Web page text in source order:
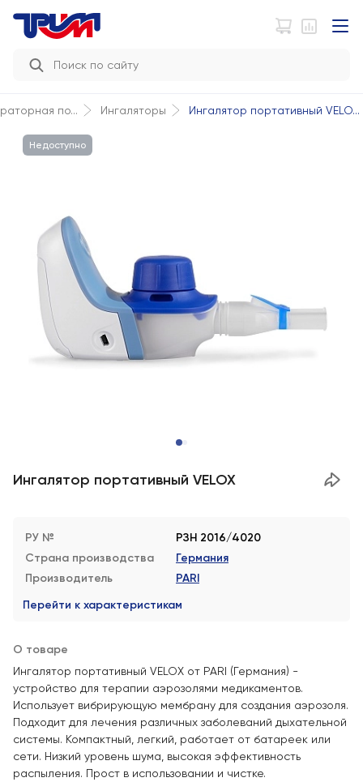
по... Ингаляторы Ингалятор портативный VELO...
Недоступно
Ингалятор портативный VELOX
РУ №
РЗН 2016/4020
Страна производства
Германия
Производитель
PARI
Перейти к характеристикам
О товаре
Ингалятор портативный VELOX от PARI (Германия) -
устройство для терапии аэрозолями медикаментов.
Использует вибрирующую мембрану для создания аэрозоля.
Подходит для лечения различных заболеваний дыхательной
системы. Компактный, легкий, работает от батареек или
сети. Низкий уровень шума, высокая эффективность
распыления. Прост в использовании и чистке.